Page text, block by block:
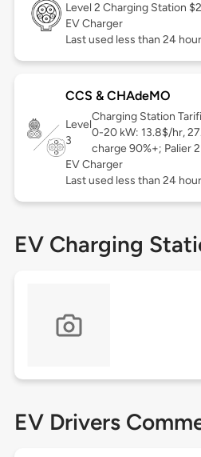
Level 2 Charging Station
EV Charger
Last used less than 24
CCS & CHAdeMO
Level
3
Charging Station
0-20 kW: 13.8$/hr,
charge 90%+; Palier
EV Charger
Last used less than 24
EV Charging
EV Drivers